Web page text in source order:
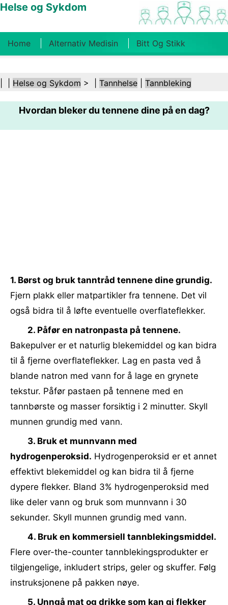
Helse og Sykdom
Home Alternativ Medisin Bitt Og Stikk
Kosthold Og Ernæring Familiehelse
Helsebransjen Psykisk Helse Folkehelse Og
Sikkerhet Kirurgi Og Prosedyrer Helse
Helse og Sykdom > | Tannhelse Tannbleking
Hvordan bleker du tennene dine på en dag?
1. Børst og bruk tanntråd tennene dine grundig.
Fjern plakk eller matpartikler fra tennene. Det vil
også bidra til å løfte eventuelle overflateflekker.
2. Påfør en natronpasta på tennene.
Bakepulver er et naturlig blekemiddel og kan bidra
til å fjerne overflateflekker. Lag en pasta ved å
blande natron med vann for å lage en grynete
tekstur. Påfør pastaen på tennene med en
tannbørste og masser forsiktig i 2 minutter. Skyll
munnen grundig med vann.
3. Bruk et munnvann med
hydrogenperoksid. Hydrogenperoksid er et annet
effektivt blekemiddel og kan bidra til å fjerne
dypere flekker. Bland 3% hydrogenperoksid med
like deler vann og bruk som munnvann i 30
sekunder. Skyll munnen grundig med vann.
4. Bruk en kommersiell tannblekingsmiddel.
Flere over-the-counter tannblekingsprodukter er
tilgjengelige, inkludert strips, geler og skuffer. Følg
instruksjonene på pakken nøye.
5. Unngå mat og drikke som kan gi flekker